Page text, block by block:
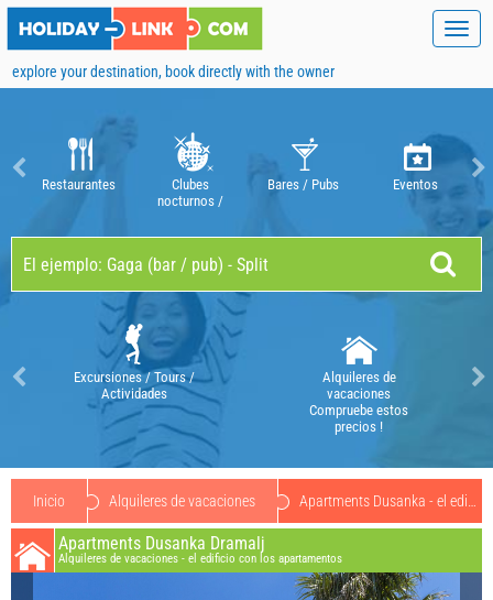
explore your destination, book directly with the owner
Restaurantes
Clubes
nocturnos /
Bares / Pubs Eventos
Excursiones / Tours /
Actividades
Alquileres de
vacaciones
Compruebe estos
precios !
Inicio Alquileres de vacaciones
Apartments Dusanka Dramalj
Alquileres de vacaciones - el edificio con los apartamentos